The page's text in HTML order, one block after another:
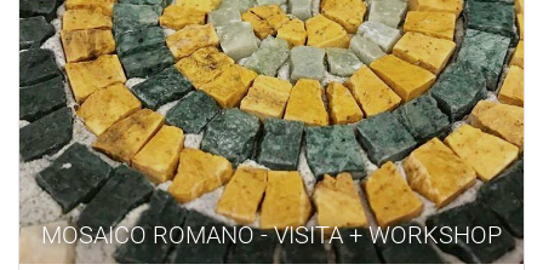
MOSAICO ROMANO - VISITA + WORKSHOP